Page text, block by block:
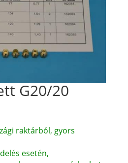
G20/20
raktárból, gyors
esetén,